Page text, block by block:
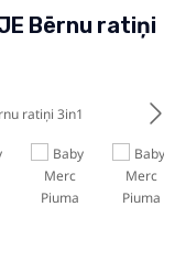
Bērnu ratiņi